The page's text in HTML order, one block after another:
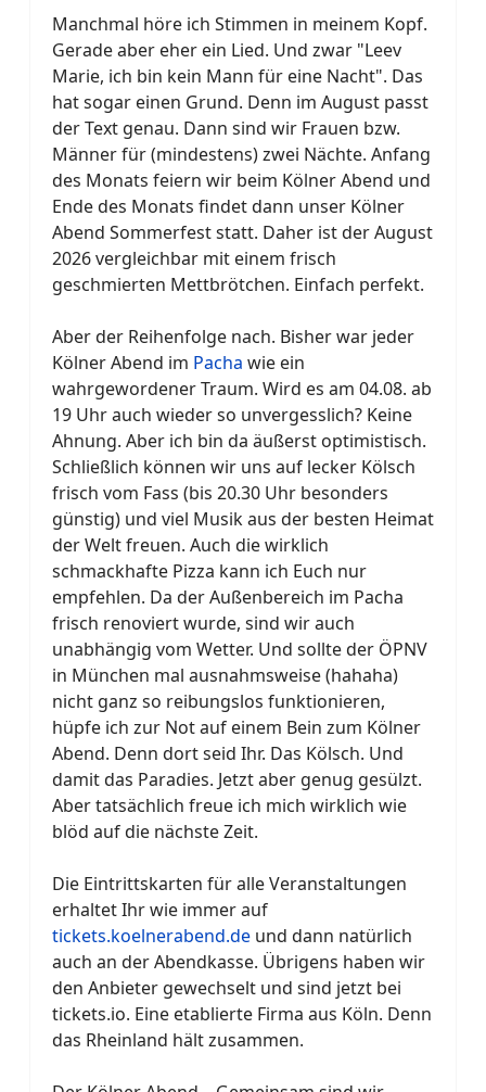
Manchmal höre ich Stimmen in meinem Kopf.
Gerade aber eher ein Lied. Und zwar "Leev
Marie, ich bin kein Mann für eine Nacht". Das
hat sogar einen Grund. Denn im August passt
der Text genau. Dann sind wir Frauen bzw.
Männer für (mindestens) zwei Nächte. Anfang
des Monats feiern wir beim Kölner Abend und
Ende des Monats findet dann unser Kölner
Abend Sommerfest statt. Daher ist der August
2026 vergleichbar mit einem frisch
geschmierten Mettbrötchen. Einfach perfekt.
Aber der Reihenfolge nach. Bisher war jeder
Kölner Abend im Pacha wie ein
wahrgewordener Traum. Wird es am 04.08. ab
19 Uhr auch wieder so unvergesslich? Keine
Ahnung. Aber ich bin da äußerst optimistisch.
Schließlich können wir uns auf lecker Kölsch
frisch vom Fass (bis 20.30 Uhr besonders
günstig) und viel Musik aus der besten Heimat
der Welt freuen. Auch die wirklich
schmackhafte Pizza kann ich Euch nur
empfehlen. Da der Außenbereich im Pacha
frisch renoviert wurde, sind wir auch
unabhängig vom Wetter. Und sollte der ÖPNV
in München mal ausnahmsweise (hahaha)
nicht ganz so reibungslos funktionieren,
hüpfe ich zur Not auf einem Bein zum Kölner
Abend. Denn dort seid Ihr. Das Kölsch. Und
damit das Paradies. Jetzt aber genug gesülzt.
Aber tatsächlich freue ich mich wirklich wie
blöd auf die nächste Zeit.
Die Eintrittskarten für alle Veranstaltungen
erhaltet Ihr wie immer auf
tickets.koelnerabend.de und dann natürlich
auch an der Abendkasse. Übrigens haben wir
den Anbieter gewechselt und sind jetzt bei
tickets.io. Eine etablierte Firma aus Köln. Denn
das Rheinland hält zusammen.